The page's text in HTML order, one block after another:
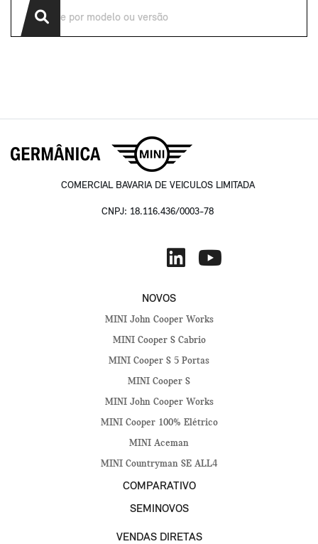
COMERCIAL BAVARIA DE VEICULOS LIMITADA
CNPJ: 18.116.436/0003-78
NOVOS
MINI John Cooper Works
MINI Cooper S Cabrio
MINI Cooper S 5 Portas
MINI Cooper S
MINI John Cooper Works
MINI Cooper 100% Elétrico
MINI Aceman
MINI Countryman SE ALL4
COMPARATIVO
SEMINOVOS
VENDAS DIRETAS